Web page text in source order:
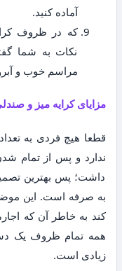
آماده کنید.
که در ظروف
نکات به شما
مراسم خوب و
مزایای کرایه میز و
قطعا هیچ فردی به
ندارد و پس از تمام
داشت؛ پس بهترین
به صرفه است. این
کند به خاطر آن که
همه تمام ظروف یک
زیادی است.